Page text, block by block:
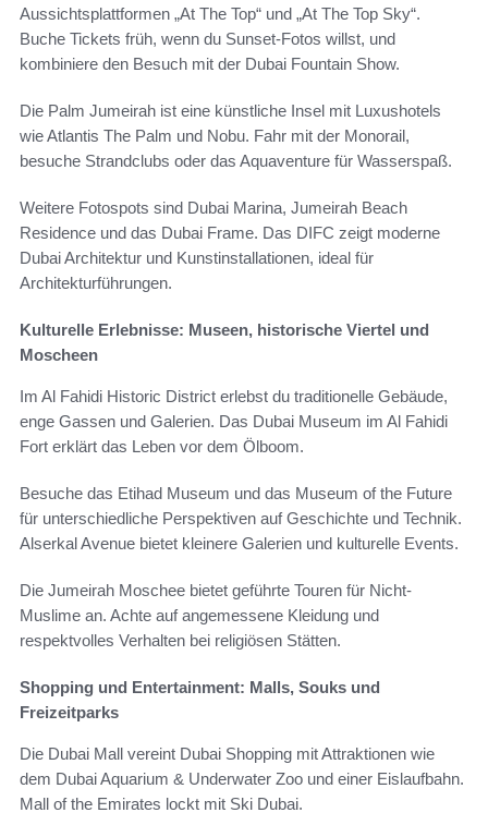
Aussichtsplattformen „At The Top“ und „At The Top Sky“.
Buche Tickets früh, wenn du Sunset-Fotos willst, und
kombiniere den Besuch mit der Dubai Fountain Show.
Die Palm Jumeirah ist eine künstliche Insel mit Luxushotels
wie Atlantis The Palm und Nobu. Fahr mit der Monorail,
besuche Strandclubs oder das Aquaventure für Wasserspaß.
Weitere Fotospots sind Dubai Marina, Jumeirah Beach
Residence und das Dubai Frame. Das DIFC zeigt moderne
Dubai Architektur und Kunstinstallationen, ideal für
Architekturführungen.
Kulturelle Erlebnisse: Museen, historische Viertel und
Moscheen
Im Al Fahidi Historic District erlebst du traditionelle Gebäude,
enge Gassen und Galerien. Das Dubai Museum im Al Fahidi
Fort erklärt das Leben vor dem Ölboom.
Besuche das Etihad Museum und das Museum of the Future
für unterschiedliche Perspektiven auf Geschichte und Technik.
Alserkal Avenue bietet kleinere Galerien und kulturelle Events.
Die Jumeirah Moschee bietet geführte Touren für Nicht-
Muslime an. Achte auf angemessene Kleidung und
respektvolles Verhalten bei religiösen Stätten.
Shopping und Entertainment: Malls, Souks und
Freizeitparks
Die Dubai Mall vereint Dubai Shopping mit Attraktionen wie
dem Dubai Aquarium & Underwater Zoo und einer Eislaufbahn.
Mall of the Emirates lockt mit Ski Dubai.